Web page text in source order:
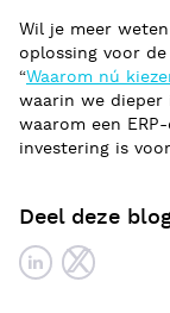
Wil je meer
oplossing voor
“Waarom nú
waarin we dieper
waarom een
investering is
Deel deze